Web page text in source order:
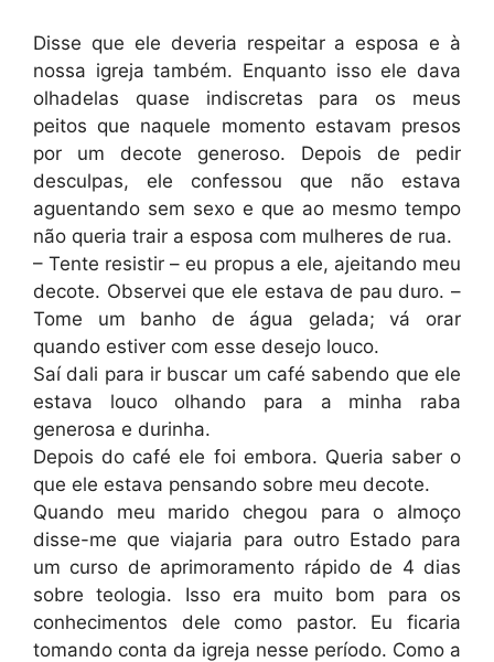
Disse que ele deveria respeitar a esposa e à
nossa igreja também. Enquanto isso ele dava
olhadelas quase indiscretas para os meus
peitos que naquele momento estavam presos
por um decote generoso. Depois de pedir
desculpas, ele confessou que não estava
aguentando sem sexo e que ao mesmo tempo
não queria trair a esposa com mulheres de rua.
– Tente resistir – eu propus a ele, ajeitando meu
decote. Observei que ele estava de pau duro. –
Tome um banho de água gelada; vá orar
quando estiver com esse desejo louco.
Saí dali para ir buscar um café sabendo que ele
estava louco olhando para a minha raba
generosa e durinha.
Depois do café ele foi embora. Queria saber o
que ele estava pensando sobre meu decote.
Quando meu marido chegou para o almoço
disse-me que viajaria para outro Estado para
um curso de aprimoramento rápido de 4 dias
sobre teologia. Isso era muito bom para os
conhecimentos dele como pastor. Eu ficaria
tomando conta da igreja nesse período. Como a